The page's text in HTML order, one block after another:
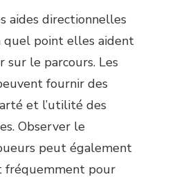
aides directionnelles
quel point elles aident
sur le parcours. Les
fournir des
et l’utilité des
Observer le
peut également
fréquemment pour